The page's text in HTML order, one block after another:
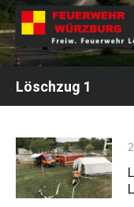
Skip
to
content
Löschzug 1